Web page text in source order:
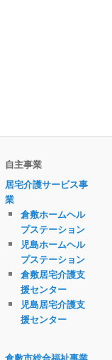
自主事業
居宅介護サービス事
業
倉敷ホームヘル
プステーション
児島ホームヘル
プステーション
倉敷居宅介護支
援センター
児島居宅介護支
援センター